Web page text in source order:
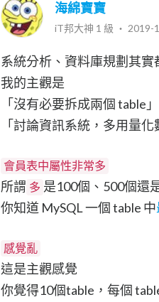
海綿寶寶
iT邦大神 1 級 ‧ 2019-
系統分析、資料庫規劃其實
我的主觀是
「沒有必要拆成兩個 table」
「討論資訊系統，多用量
會員表中屬性非常多
所謂 多 是100個、500個還
你知道 MySQL 一個 table 中
感覺亂
這是主觀感覺
你覺得10個table，每個